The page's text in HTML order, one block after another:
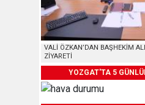
VALİ ÖZKAN’DAN BAŞHEKİM
ZİYARETİ
YOZGAT'TA 5